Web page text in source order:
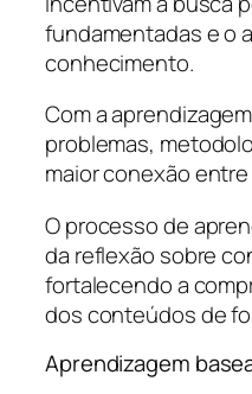
fundamentadas e o
conhecimento.
Com a
problemas,
maior conexão
O processo de
da reflexão sobre
fortalecendo a
dos conteúdos de
Aprendizagem